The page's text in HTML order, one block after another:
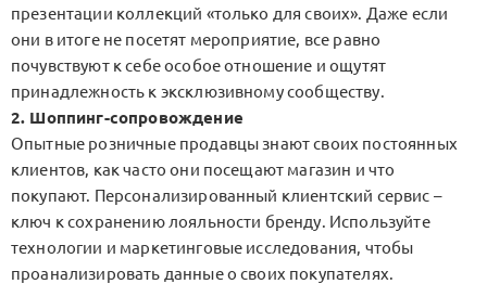
презентации коллекций «только для своих». Даже если
они в итоге не посетят мероприятие, все равно
почувствуют к себе особое отношение и ощутят
принадлежность к эксклюзивному сообществу.
2. Шоппинг-сопровождение
Опытные розничные продавцы знают своих постоянных
клиентов, как часто они посещают магазин и что
покупают. Персонализированный клиентский сервис –
ключ к сохранению лояльности бренду. Используйте
технологии и маркетинговые исследования, чтобы
проанализировать данные о своих покупателях.